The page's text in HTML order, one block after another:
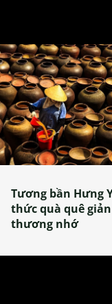
Tương bần Hưng
thức quà quê
thương nhớ